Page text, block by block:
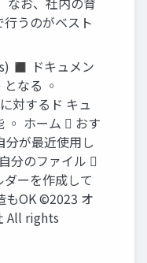
うのがベスト
◼ ドキュメン
となる ◦
対するド キュ
◦ ホーム  おす
分が最近使用し
分のファイル 
ーを作成して
もOK ©2023 オ
All rights